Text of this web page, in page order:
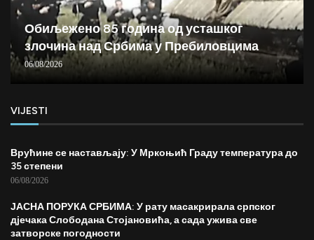
Обиљежено 85 година од усташког
злочина над Србима у Пребиловцима
06/08/2026
VIJESTI
Врућине се настављају: У Мркоњић Граду температура до
35 степени
06/08/2026
ЈАСНА ПОРУКА СРБИМА: У рату масакрирала српског
дјечака Слободана Стојановића, а сада ужива све
затворске погодности